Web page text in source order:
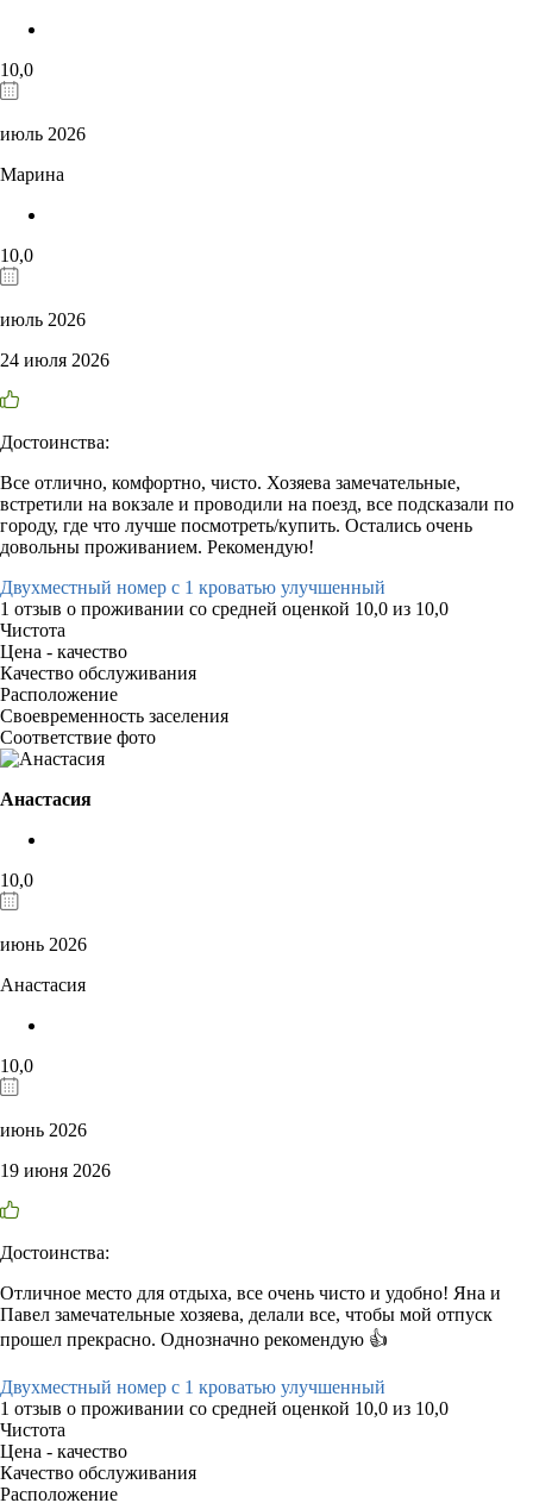
10,0
июль 2026
Марина
10,0
июль 2026
24 июля 2026
Достоинства:
Все отлично, комфортно, чисто. Хозяева замечательные,
встретили на вокзале и проводили на поезд, все подсказали по
городу, где что лучше посмотреть/купить. Остались очень
довольны проживанием. Рекомендую!
Двухместный номер с 1 кроватью улучшенный
1 отзыв о проживании со средней оценкой 10,0 из 10,0
Чистота
Цена - качество
Качество обслуживания
Расположение
Своевременность заселения
Соответствие фото
Анастасия
10,0
июнь 2026
Анастасия
10,0
июнь 2026
19 июня 2026
Достоинства:
Отличное место для отдыха, все очень чисто и удобно! Яна и
Павел замечательные хозяева, делали все, чтобы мой отпуск
прошел прекрасно. Однозначно рекомендую 👍
Двухместный номер с 1 кроватью улучшенный
1 отзыв о проживании со средней оценкой 10,0 из 10,0
Чистота
Цена - качество
Качество обслуживания
Расположение